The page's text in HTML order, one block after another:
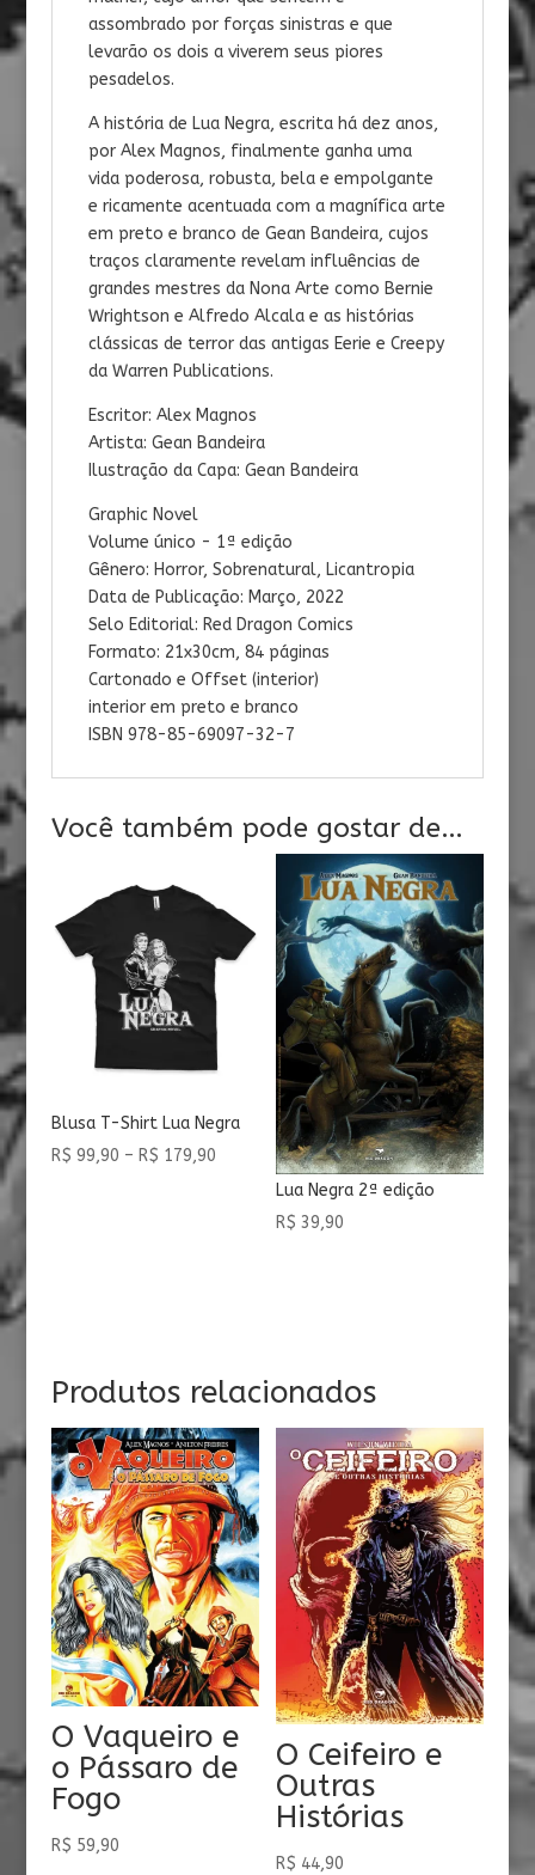
assombrado por forças sinistras e que
levarão os dois a viverem seus piores
pesadelos.
A história de Lua Negra, escrita há dez anos,
por Alex Magnos, finalmente ganha uma
vida poderosa, robusta, bela e empolgante
e ricamente acentuada com a magnífica arte
em preto e branco de Gean Bandeira, cujos
traços claramente revelam influências de
grandes mestres da Nona Arte como Bernie
Wrightson e Alfredo Alcala e as histórias
clássicas de terror das antigas Eerie e Creepy
da Warren Publications.
Escritor: Alex Magnos
Artista: Gean Bandeira
Ilustração da Capa: Gean Bandeira
Graphic Novel
Volume único - 1ª edição
Gênero: Horror, Sobrenatural, Licantropia
Data de Publicação: Março, 2022
Selo Editorial: Red Dragon Comics
Formato: 21x30cm, 84 páginas
Cartonado e Offset (interior)
interior em preto e branco
ISBN 978-85-69097-32-7
Você também pode gostar de…
Blusa T-Shirt Lua Negra
R$ 99,90 – R$ 179,90Faixa
Lua Negra 2ª edição
R$ 39,90
Produtos relacionados
O Vaqueiro e
o Pássaro de
Fogo
R$ 59,90
O Ceifeiro e
Outras
Histórias
R$ 44,90